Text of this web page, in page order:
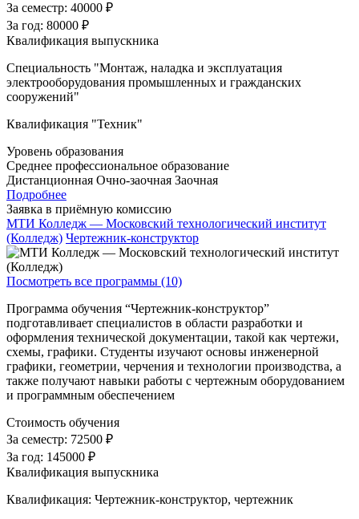
За семестр: 40000 ₽
За год: 80000 ₽
Квалификация выпускника
Специальность "Монтаж, наладка и эксплуатация
электрооборудования промышленных и гражданских
сооружений"
Квалификация "Техник"
Уровень образования
Среднее профессиональное образование
Дистанционная Очно-заочная Заочная
Подробнее
Заявка в приёмную комиссию
МТИ Колледж — Московский технологический институт
(Колледж) Чертежник-конструктор
Посмотреть все программы (10)
Программа обучения “Чертежник-конструктор”
подготавливает специалистов в области разработки и
оформления технической документации, такой как чертежи,
схемы, графики. Студенты изучают основы инженерной
графики, геометрии, черчения и технологии производства, а
также получают навыки работы с чертежным оборудованием
и программным обеспечением
Стоимость обучения
За семестр: 72500 ₽
За год: 145000 ₽
Квалификация выпускника
Квалификация: Чертежник-конструктор, чертежник